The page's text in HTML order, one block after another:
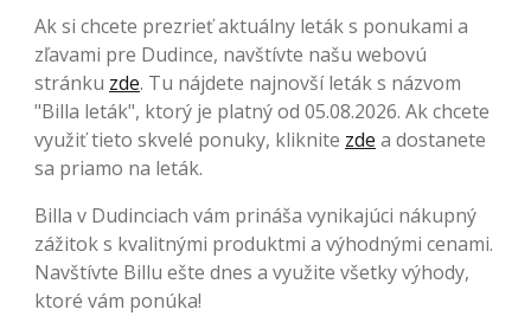
Ak si chcete prezrieť aktuálny leták s ponukami a
zľavami pre Dudince, navštívte našu webovú
stránku zde. Tu nájdete najnovší leták s názvom
"Billa leták", ktorý je platný od 05.08.2026. Ak chcete
využiť tieto skvelé ponuky, kliknite zde a dostanete
sa priamo na leták.
Billa v Dudinciach vám prináša vynikajúci nákupný
zážitok s kvalitnými produktmi a výhodnými cenami.
Navštívte Billu ešte dnes a využite všetky výhody,
ktoré vám ponúka!